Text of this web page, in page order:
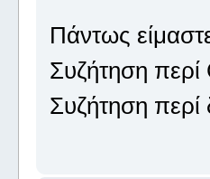
Πάντως
Συζήτηση
Συζήτηση